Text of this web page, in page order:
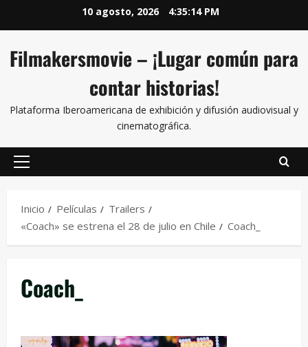
10 agosto, 2026 4:35:14 PM
Filmakersmovie – ¡Lugar común para
contar historias!
Plataforma Iberoamericana de exhibición y difusión audiovisual y
cinematográfica.
Inicio Películas
Trailers
«Coach» se estrena el 28 de julio en Chile
Coach_
Coach_